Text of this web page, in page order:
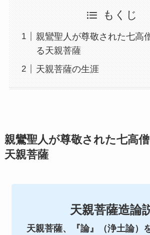
もくじ
親鸞聖人が尊敬された七高
る天親菩薩
天親菩薩の生涯
親鸞聖人が尊敬された七高
天親菩薩
天親菩薩造論
天親菩薩、『論』（浄土論）